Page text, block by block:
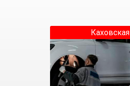
Каховская